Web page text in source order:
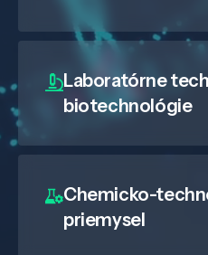
Laboratórne
biotechnológie
Chemicko-
priemysel